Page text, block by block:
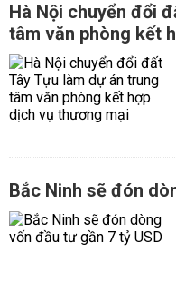
Hà Nội chuyển đổi
tâm văn phòng kết
Bắc Ninh sẽ đón